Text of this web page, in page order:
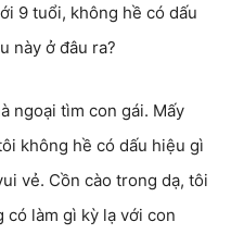
9 tuổi, không hề có dấu
này ở đâu ra?
ngoại tìm con gái. Mấy
không hề có dấu hiệu gì
vẻ. Cồn cào trong dạ, tôi
có làm gì kỳ lạ với con